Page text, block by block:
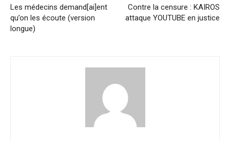
Les médecins demand[ai]ent
qu’on les écoute (version
longue)
Contre la censure : KAIROS
attaque YOUTUBE en justice